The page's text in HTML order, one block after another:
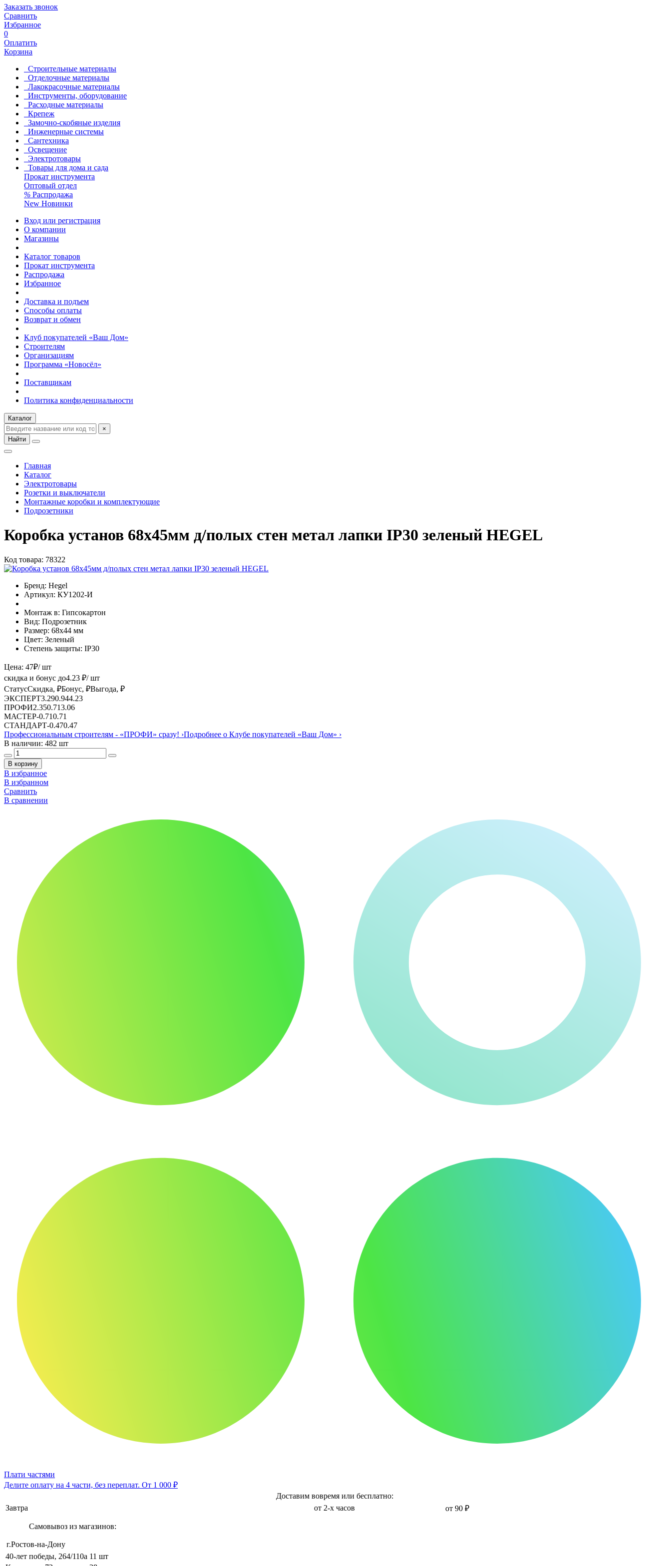
Заказать звонок
Сравнить
Избранное
0
Оплатить
Корзина
Строительные материалы
Отделочные материалы
Лакокрасочные материалы
Инструменты, оборудование
Расходные материалы
Крепеж
Замочно-скобяные изделия
Инженерные системы
Сантехника
Освещение
Электротовары
Товары для дома и сада
Прокат инструмента
Оптовый отдел
% Распродажа
New Новинки
Вход или регистрация
О компании
Магазины
Каталог товаров
Прокат инструмента
Распродажа
Избранное
Доставка и подъем
Способы оплаты
Возврат и обмен
Клуб покупателей «Ваш Дом»
Строителям
Организациям
Программа «Новосёл»
Поставщикам
Политика конфиденциальности
Каталог
×
Найти
Главная
Каталог
Электротовары
Розетки и выключатели
Монтажные коробки и комплектующие
Подрозетники
Коробка установ 68х45мм д/полых стен метал лапки IP30 зеленый HEGEL
Код товара: 78322
Бренд: Hegel
Артикул: КУ1202-И
Монтаж в: Гипсокартон
Вид: Подрозетник
Размер: 68х44 мм
Цвет: Зеленый
Степень защиты: IP30
Цена: 47₽/ шт
скидка и бонус до4.23 ₽/ шт
СтатусСкидка, ₽Бонус, ₽Выгода, ₽
ЭКСПЕРТ3.290.944.23
ПРОФИ2.350.713.06
МАСТЕР-0.710.71
СТАНДАРТ-0.470.47
Профессиональным строителям - «ПРОФИ» сразу! ›Подробнее о Клубе покупателей «Ваш Дом» ›
В наличии: 482 шт
В корзину
В избранное
В избранном
Сравнить
В сравнении
Плати частями
Делите оплату на 4 части, без переплат. От 1 000 ₽
Доставим вовремя или бесплатно:
Завтра
от 2-х часов от 90 ₽
Самовывоз из магазинов:
г.Ростов-на-Дону
40-лет победы, 264/110а 11 шт